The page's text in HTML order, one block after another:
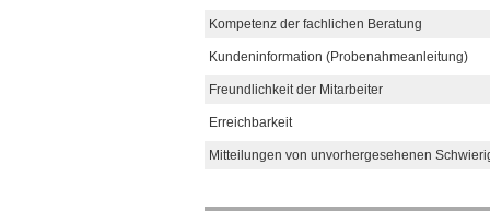
Kompetenz der fachlichen Beratung
Kundeninformation (Probenahmeanleitung)
Freundlichkeit der Mitarbeiter
Erreichbarkeit
Mitteilungen von unvorhergesehenen